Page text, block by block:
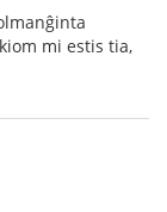
mi estis tia,